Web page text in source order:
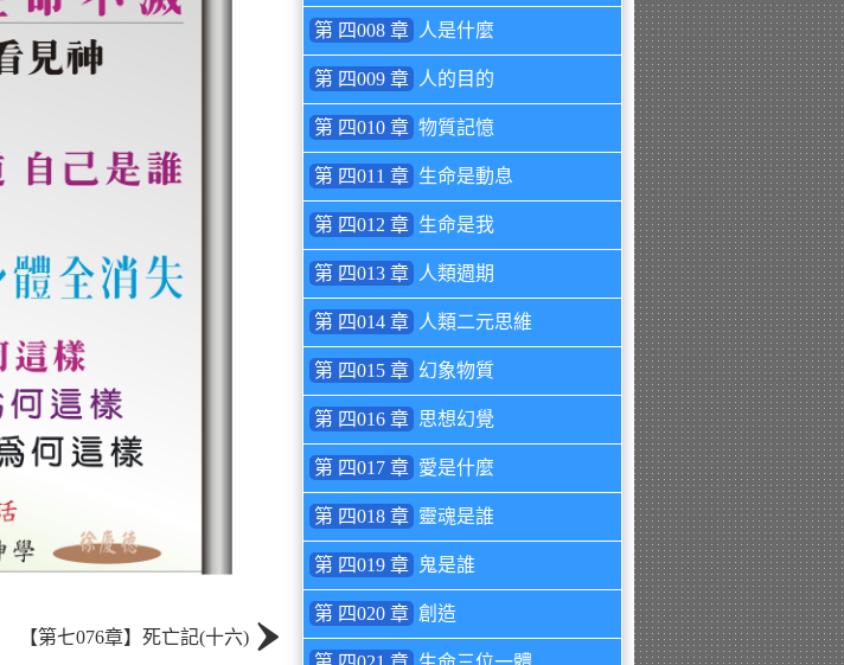
【第七076章】死亡記(十六) ›
第 四008 章 人是什麼
第 四009 章 人的目的
第 四010 章 物質記憶
第 四011 章 生命是動息
第 四012 章 生命是我
第 四013 章 人類週期
第 四014 章 人類二元思維
第 四015 章 幻象物質
第 四016 章 思想幻覺
第 四017 章 愛是什麼
第 四018 章 靈魂是誰
第 四019 章 鬼是誰
第 四020 章 創造